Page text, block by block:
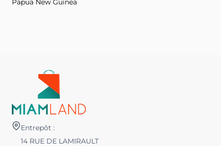
Papua New Guinea
Entrepôt :
14 RUE DE LAMIRAULT